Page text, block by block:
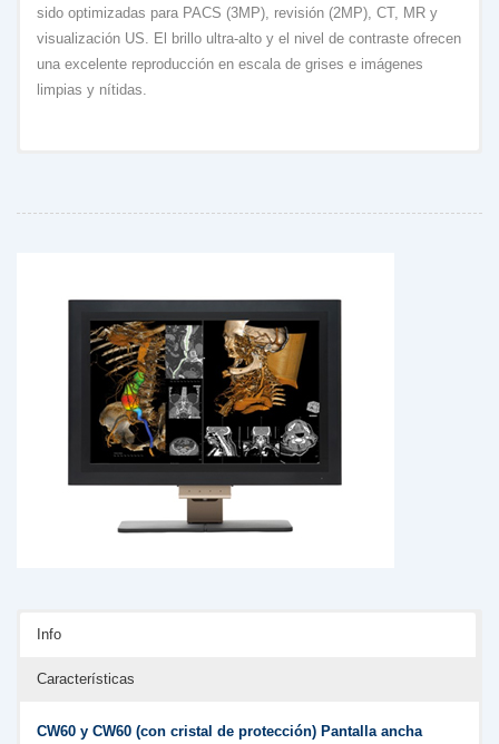
sido optimizadas para PACS (3MP), revisión (2MP), CT, MR y
visualización US. El brillo ultra-alto y el nivel de contraste ofrecen
una excelente reproducción en escala de grises e imágenes
limpias y nítidas.
- IQ Sensor® II incorporado para la calibración DICOM
descargar folleto
Info
Características
CW60 y CW60 (con cristal de protección) Pantalla ancha